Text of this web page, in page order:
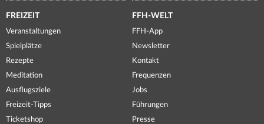
FREIZEIT
Veranstaltungen
Spielplätze
Rezepte
Meditation
Ausflugsziele
Freizeit-Tipps
Ticketshop
FFH-WELT
FFH-App
Newsletter
Kontakt
Frequenzen
Jobs
Führungen
Presse